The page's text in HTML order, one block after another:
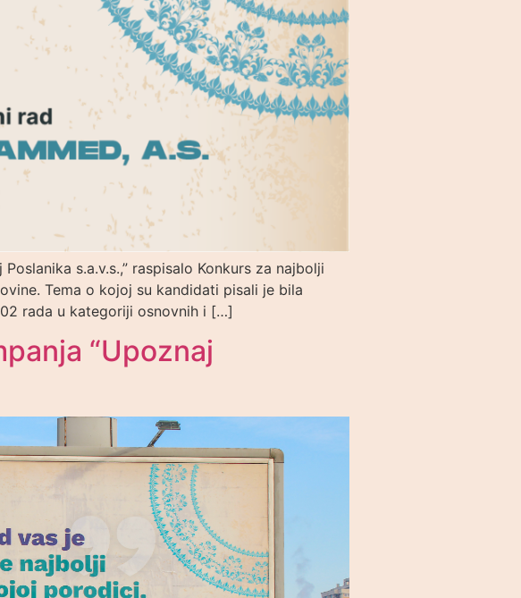
s.a.v.s.,” raspisalo Konkurs za najbolji
Tema o kojoj su kandidati pisali je bila
rada u kategoriji osnovnih i […]
“Upoznaj